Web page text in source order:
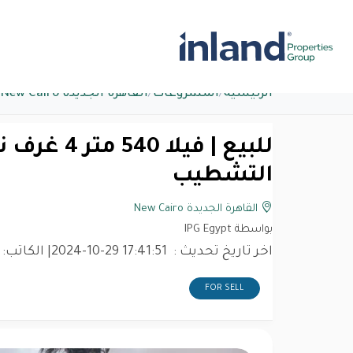
الرئيسية/المشروعات /القاهرة الجديدة New Cairo
للبيع |
التشطيب
القاهرة الجديدة New Cairo
بواسطة IPG Egypt
اخر تاريخ تحديث : 2024-10-29 17:41:51 | الكاتب:
FOR SELL